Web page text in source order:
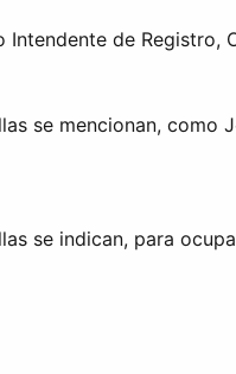
de
se mencionan, como
se indican, para